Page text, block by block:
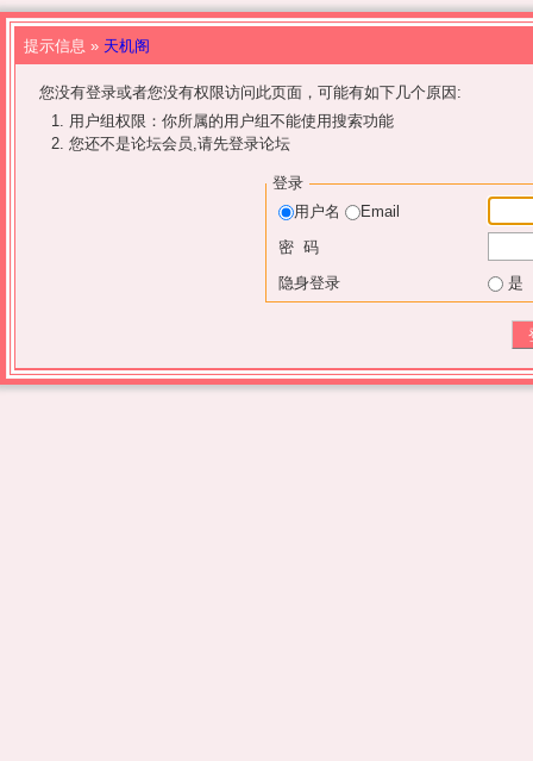
提示信息 » 天机阁
您没有登录或者您没有权限访问此页面，可能有如下几个原因:
用户组权限：你所属的用户组不能使用搜索功能
您还不是论坛会员,请先登录论坛
登录
用户名
Email
密 码
隐身登录